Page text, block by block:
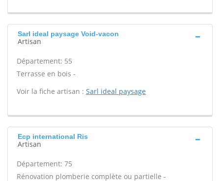
Sarl ideal paysage Void-vacon
Artisan
Département: 55
Terrasse en bois -
Voir la fiche artisan : Sarl ideal paysage
Ecp international Ris
Artisan
Département: 75
Rénovation plomberie complète ou partielle -